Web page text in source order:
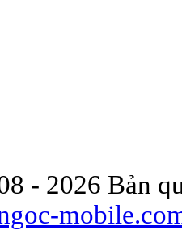
- 2026 Bản